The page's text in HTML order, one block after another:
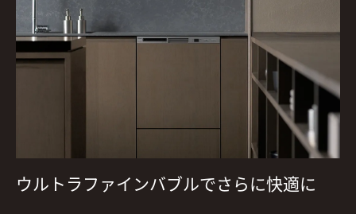
ウルトラファインバブルでさらに快適に